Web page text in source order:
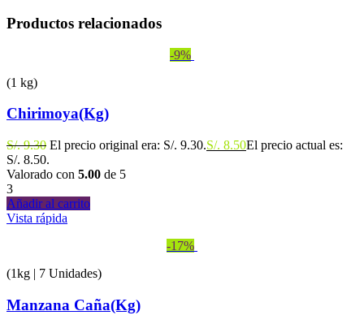
Productos relacionados
-9%
(1 kg)
Chirimoya(Kg)
S/.9.30 El precio original era: S/. 9.30.S/. 8.50El precio actual es:
S/. 8.50.
Valorado con 5.00 de 5
3
Añadir al carrito
Vista rápida
-17%
(1kg | 7 Unidades)
Manzana Caña(Kg)